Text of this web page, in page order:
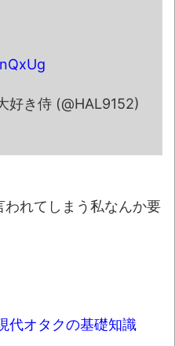
気音ゲー『太鼓の達
ら変わる!? その理由が
リート幹部、オンラ
姿＋タバコ」で登場し
まう。
NEW!
ーパー堀大輔さん、
れだけは使いたくなか
好き侍 (@HAL9152)
れてしまう私なんか要
代オタクの基礎知識